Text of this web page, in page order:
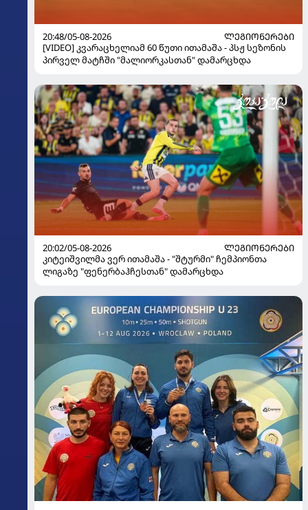
20:48/05-08-2026
ᲚᲔᲒᲘᲝᲜᲔᲠᲔᲑᲘ
[VIDEO] კვარაცხელიამ 60 წუთი ითამაშა - პსჟ სეზონის
პირველ მატჩში "მალიორკასთან" დამარცხდა
20:02/05-08-2026
ᲚᲔᲒᲘᲝᲜᲔᲠᲔᲑᲘ
კიტეიშვილმა ვერ ითამაშა - "შტურმი" ჩემპიონთა
ლიგაზე "ფენერბაჰჩესთან" დამარცხდა